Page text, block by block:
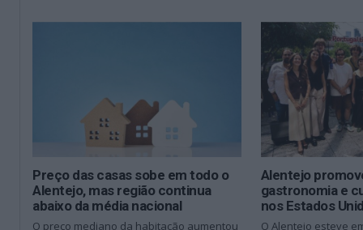
Preço das casas sobe em todo o
Alentejo, mas região continua
abaixo da média nacional
O preço mediano da habitação aumentou
Alentejo
gastronomia e
nos Estados
O Alentejo esteve